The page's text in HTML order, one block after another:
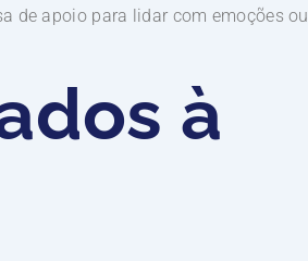
de apoio para lidar com emoções ou
à